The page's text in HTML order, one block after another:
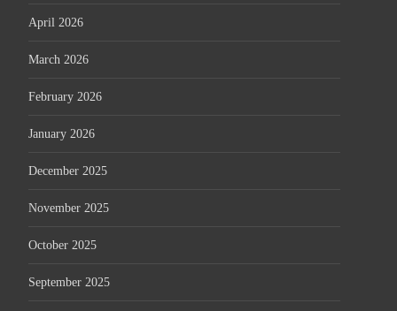
April 2026
March 2026
February 2026
January 2026
December 2025
November 2025
October 2025
September 2025